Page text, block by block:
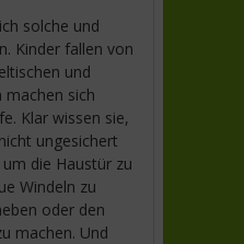
solche und
Kinder fallen von
und
machen sich
Klar wissen sie,
ungesichert
die Haustür zu
Windeln zu
oder den
machen. Und